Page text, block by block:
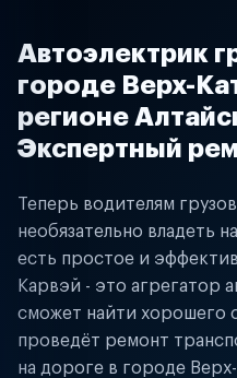
Автоэлектрик
городе Верх-
регионе
Экспертный
Теперь водителям
необязательно владеть
есть простое и
Карвэй - это агрегатор
сможет найти хорошего
проведёт ремонт
на дороге в городе